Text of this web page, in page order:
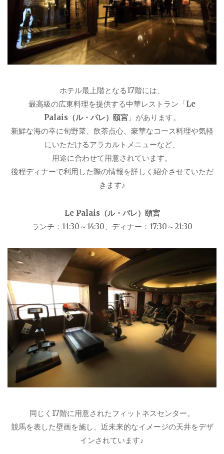
ホテル最上階となる17階には、
最高級の広東料理を提供する中華レストラン「Le
Palais（ル・パレ）頤宮」があります。
新鮮な海の幸に旬野菜、飲茶点心、豪華なコース料理や気軽
にいただけるアラカルトメニューなど、
用途に合わせて用意されています。
後程ディナーで利用した際の情報を詳しく紹介させていただ
きます♪
Le Palais（ル・パレ）頤宮
ランチ：11:30～14:30、ディナー：17:30～21:30
同じく17階に用意されたフィットネスセンター。
競馬を表した壁画を施し、近未来的なイメージの天井をデザ
インされています♪